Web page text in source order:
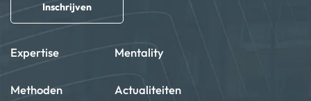
Inschrijven
Expertise Mentality
Methoden Actualiteiten